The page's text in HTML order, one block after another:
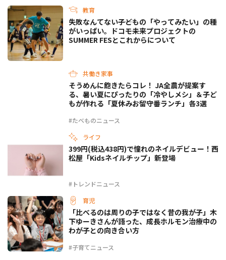
教育
失敗なんてない――子どもの「やってみたい」の種
がいっぱい。ドコモ未来プロジェクトの
SUMMER FESとこれからについて
共働き家事
#たべものニュース
そうめんに飽きたらコレ！ JA全農が提案す
る、暑い夏にぴったりの「冷やしメシ」＆子ど
もが作れる「夏休みお留守番ランチ」各3選
ライフ
#トレンドニュース
399円(税込438円)で憧れのネイルデビュー！西
松屋「Kidsネイルチップ」新登場
育児
#子育てニュース
「比べるのは周りの子ではなく昔の我が子」木
下ゆーきさんが語った、成長ホルモン治療中の
わが子との向き合い方